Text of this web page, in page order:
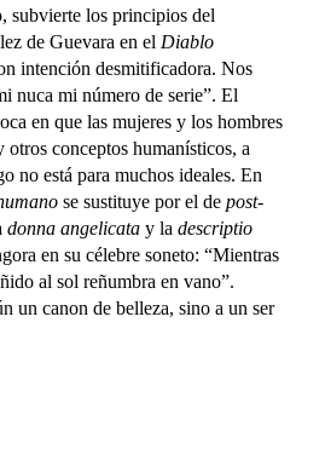
subvierte los principios del
de Guevara en el Diablo
intención desmitificadora. Nos
nuca mi número de serie”. El
en que las mujeres y los hombres
conceptos humanísticos, a
no está para muchos ideales. En
se sustituye por el de post-
donna angelicata y la descriptio
en su célebre soneto: “Mientras
al sol reñumbra en vano”.
un canon de belleza, sino a un ser